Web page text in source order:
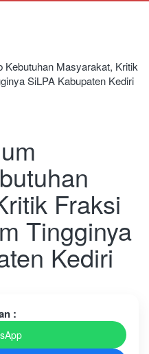
Kebutuhan Masyarakat, Kritik
SiLPA Kabupaten Kediri
Fraksi
Tingginya
Kediri
: